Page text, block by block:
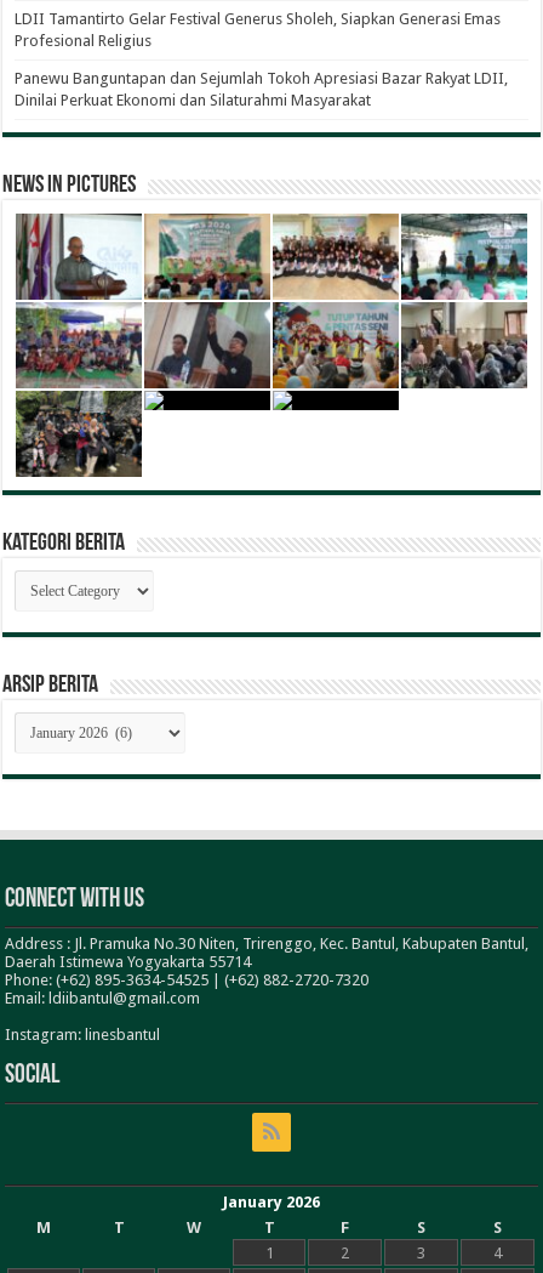
LDII Tamantirto Gelar Festival Generus Sholeh, Siapkan Generasi Emas
Profesional Religius
Panewu Banguntapan dan Sejumlah Tokoh Apresiasi Bazar Rakyat LDII,
Dinilai Perkuat Ekonomi dan Silaturahmi Masyarakat
News in Pictures
Kategori Berita
Kategori
Berita
ARSIP BERITA
ARSIP
BERITA
Connect With Us
Address : Jl. Pramuka No.30 Niten, Trirenggo, Kec. Bantul, Kabupaten Bantul,
Daerah Istimewa Yogyakarta 55714
Phone: (+62) 895-3634-54525 | (+62) 882-2720-7320
Email: ldiibantul@gmail.com
Instagram: linesbantul
Social
January 2026
M
T W T F S
S
1
2 3
4